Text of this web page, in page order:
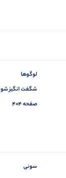
لوگوها
شگفت انگیز شو
صفحه 404
سونی